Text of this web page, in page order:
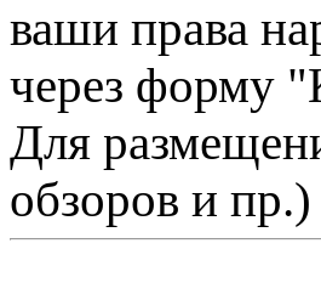
ваши права
через форму
Для
обзоров и